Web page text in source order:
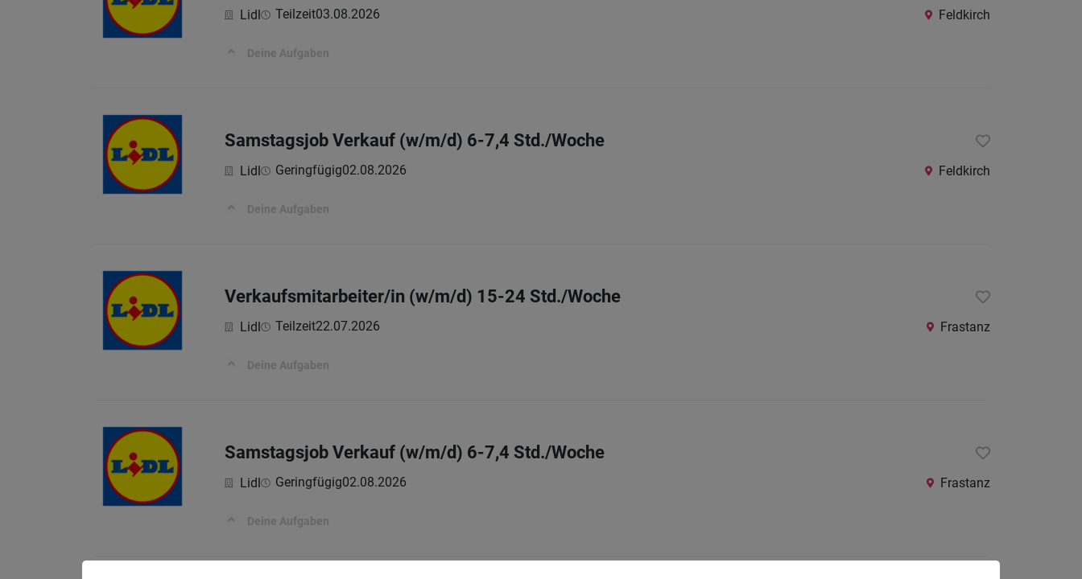
Lidl Teilzeit03.08.2026 Feldkirch
Deine Aufgaben
Samstagsjob Verkauf (w/m/d) 6-7,4 Std./Woche
Lidl Geringfügig02.08.2026 Feldkirch
Deine Aufgaben
Verkaufsmitarbeiter/in (w/m/d) 15-24 Std./Woche
Lidl Teilzeit22.07.2026 Frastanz
Deine Aufgaben
Samstagsjob Verkauf (w/m/d) 6-7,4 Std./Woche
Lidl Geringfügig02.08.2026 Frastanz
Deine Aufgaben